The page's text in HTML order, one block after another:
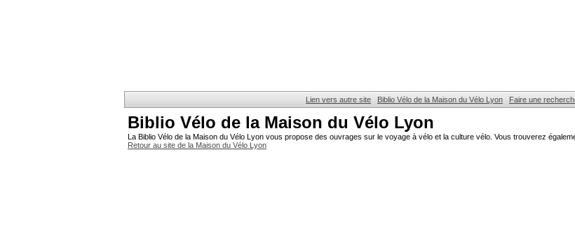
Lien vers autre site Biblio Vélo de la Maison du Vélo Lyon Faire une
Biblio Vélo de la Maison du Vélo Lyon
La Biblio Vélo de la Maison du Vélo Lyon vous propose des ouvrages sur le voyage à vélo et la culture vélo. Vous trouverez
Retour au site de la Maison du Vélo Lyon